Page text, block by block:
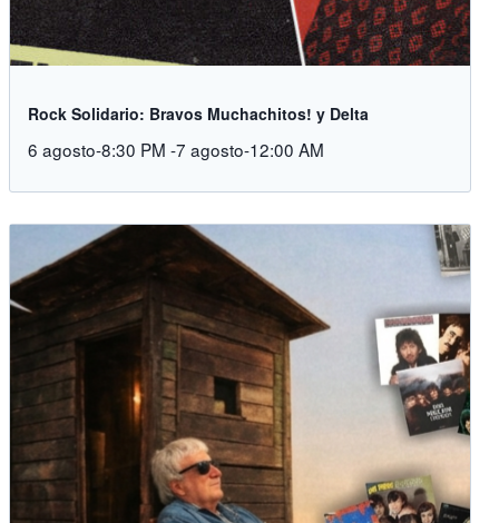
Rock Solidario: Bravos Muchachitos! y Delta
6 agosto-8:30 PM -7 agosto-12:00 AM